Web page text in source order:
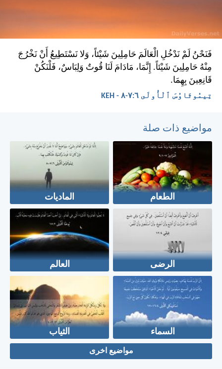
فَنَحْنُ لَمْ نَدْخُلِ الْعَالَمَ حَامِلِينَ شَيْئاً، وَلا نَسْتَطِيعُ أَنْ نَخْرُجَ
مِنْهُ حَامِلِينَ شَيْئاً. إِنَّمَا، مَادَامَ لَنَا قُوتٌ وَلِبَاسٌ، فَلْنَكُنْ
قَانِعِينَ بِهِمَا.
تِيمُوثَاوُسَ ٱلْأُولَى ٦:‏٧-‏٨ - KEH
مواضيع ذات صلة
الطعام الماديات
الرضى العالم
السماء الثياب
مواضيع اخرى